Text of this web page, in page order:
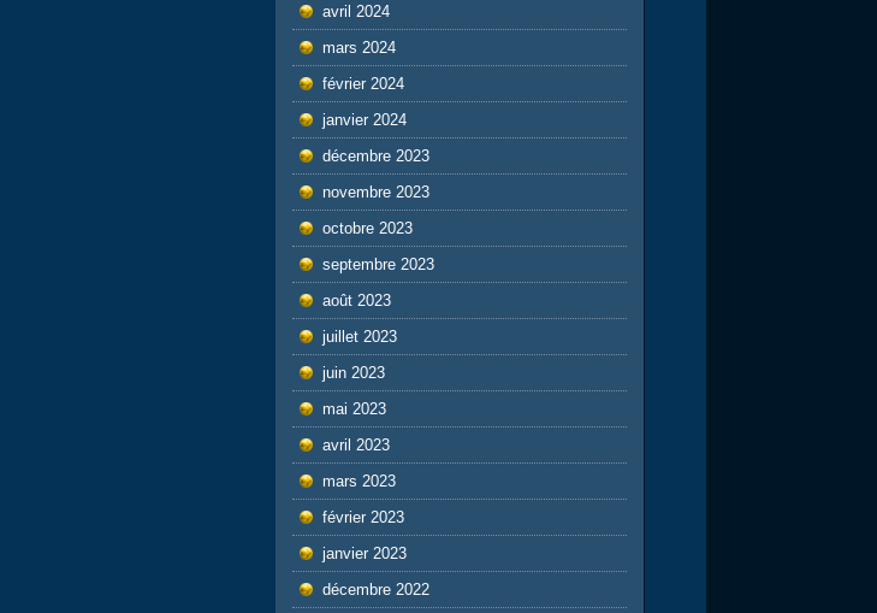
avril 2024
mars 2024
février 2024
janvier 2024
décembre 2023
novembre 2023
octobre 2023
septembre 2023
août 2023
juillet 2023
juin 2023
mai 2023
avril 2023
mars 2023
février 2023
janvier 2023
décembre 2022